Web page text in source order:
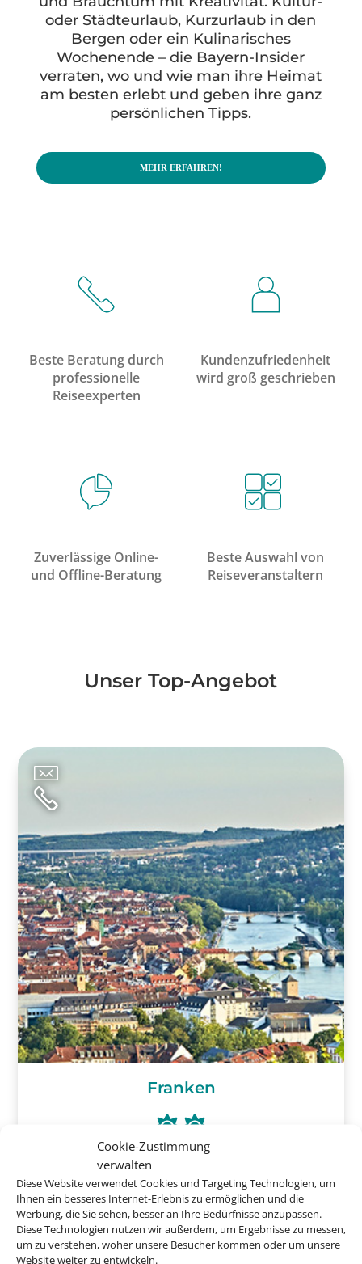
Cookie-Zustimmung
verwalten
Diese Website verwendet Cookies und Targeting Technologien, um
Ihnen ein besseres Internet-Erlebnis zu ermöglichen und die
Werbung, die Sie sehen, besser an Ihre Bedürfnisse anzupassen.
Diese Technologien nutzen wir außerdem, um Ergebnisse zu messen,
um zu verstehen, woher unsere Besucher kommen oder um unsere
Website weiter zu entwickeln.
oder Städteurlaub, Kurzurlaub in den
Bergen oder ein Kulinarisches
Wochenende – die Bayern-Insider
verraten, wo und wie man ihre Heimat
am besten erlebt und geben ihre ganz
persönlichen Tipps.
MEHR ERFAHREN!
Beste Beratung durch
professionelle
Reiseexperten
Kundenzufriedenheit
wird groß geschrieben
Zuverlässige Online-
und Offline-Beratung
Beste Auswahl von
Reiseveranstaltern
Unser Top-Angebot
Franken
20 €